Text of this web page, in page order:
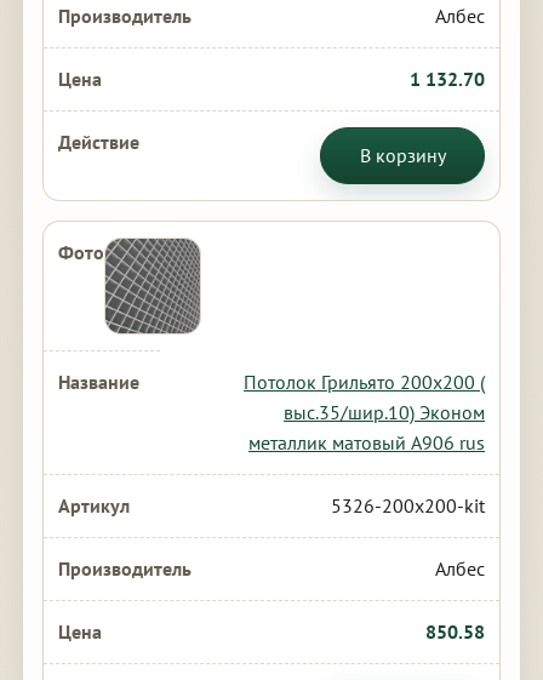
Албес
1 132.70
В корзину
Потолок Грильято 200х200 (
выс.35/шир.10) Эконом
металлик матовый А906 rus
5326-200x200-kit
Албес
850.58